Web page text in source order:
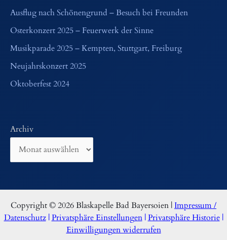
Ausflug nach Schönengrund – Besuch bei Freunden
Osterkonzert 2025 – Feuerwerk der Sinne
Musikparade 2025 – Kempten, Stuttgart, Freiburg
Neujahrskonzert 2025
Oktoberfest 2024
Archiv
Copyright © 2026 Blaskapelle Bad Bayersoien | Impressum /
Datenschutz|Privatsphäre Einstellungen|Privatsphäre Historie|
Einwilligungen widerrufen